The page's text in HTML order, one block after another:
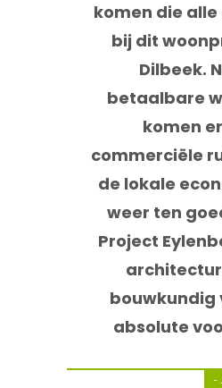
komen die
bij dit
Dilbeek.
betaalbare
komen
commerciële
de lokale
weer ten
Project
bouwkundig
absolute
-